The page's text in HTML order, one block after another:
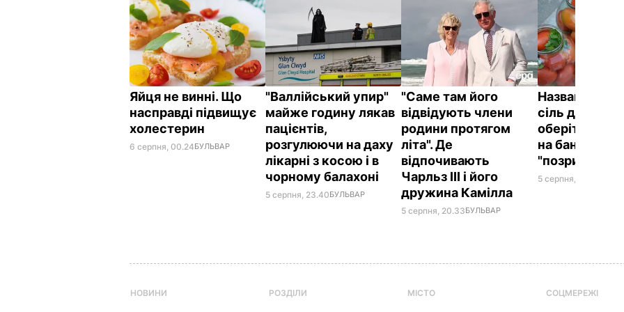
Яйця не винні. Що
насправді підвищує
холестерин
6 серпня, 00.24БУЛЬВАР
"Валлійський упир"
майже годину лякав
пацієнтів,
розгулюючи на даху
лікарні з косою і в
чорному балахоні
5 серпня, 23.40БУЛЬВАР
"Саме там його
відвідують члени
родини протягом
літа". Де
відпочивають
Чарльз III і його
дружина Камілла
5 серпня, 20.33БУЛЬВАР
Названа
сіль для
оберіть її – і
на банках не
"позриває"
5 серпня, 19.25
НОВИНИ РОЗДІЛИ МІСТО СОЦМЕРЕЖІ